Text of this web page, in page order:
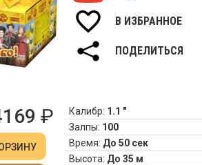
В ИЗБРАННОЕ
ПОДЕЛИТЬСЯ
₽ Калибр: 1.1 "
Залпы: 100
Время: До 50 сек
Высота: До 35 м